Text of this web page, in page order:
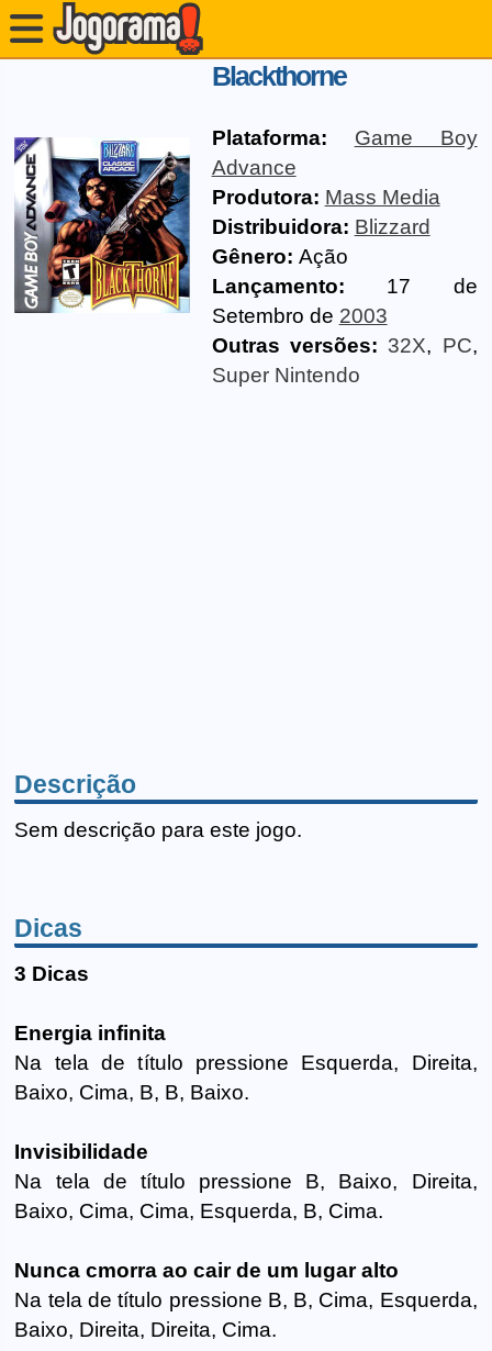
Blackthorne
Plataforma:
Game Boy
Advance
Produtora: Mass Media
Distribuidora: Blizzard
Gênero: Ação
Lançamento: 17 de
Setembro de 2003
Outras versões: 32X, PC,
Super Nintendo
Descrição
Sem descrição para este jogo.
Dicas
3 Dicas
Energia infinita
Na tela de título pressione Esquerda, Direita,
Baixo, Cima, B, B, Baixo.
Invisibilidade
Na tela de título pressione B, Baixo, Direita,
Baixo, Cima, Cima, Esquerda, B, Cima.
Nunca cmorra ao cair de um lugar alto
Na tela de título pressione B, B, Cima, Esquerda,
Baixo, Direita, Direita, Cima.